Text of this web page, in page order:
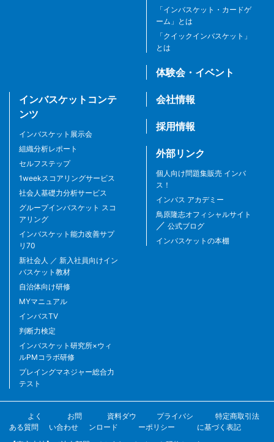
「インバスケット・カードゲ
ーム」とは
「クイックインバスケット」
とは
体験会・イベント
インバスケットコンテ
ンツ
インバスケット展示会
組織分析レポート
セルフステップ
1weekスコアリングサービス
社会人基礎力分析サービス
グループインバスケット スコ
アリング
インバスケット能力改善サプ
リ70
新社会人 ／ 新入社員向けイン
バスケット教材
自治体向け研修
MYマニュアル
インバスTV
判断力検定
インバスケット研究所×ウィ
ルPMコラボ研修
プレイングマネジャー総合力
テスト
会社情報
採用情報
外部リンク
個人向け問題集販売 インバ
ス！
インバス アカデミー
鳥原隆志オフィシャルサイト
／ 公式ブログ
インバスケットの本棚
よく
ある質問
お問
い合わせ
資料ダウ
ンロード
プライバシ
ーポリシー
特定商取引法
に基づく表記